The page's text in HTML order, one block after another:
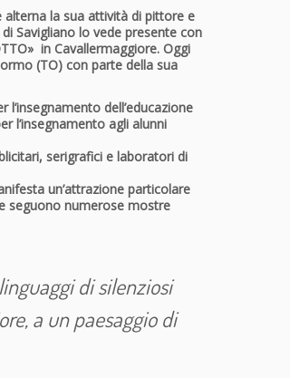
alterna la sua attività di pittore e
Savigliano lo vede presente con
in Cavallermaggiore. Oggi
(TO) con parte della sua
dell’educazione
l’insegnamento agli alunni
serigrafici e laboratori di
un’attrazione particolare
seguono numerose mostre
di silenziosi
a un paesaggio di